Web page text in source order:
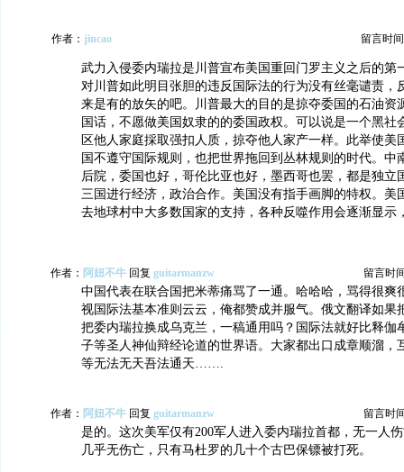
作者： jincao 留言时
武力入侵委内瑞拉是川普宣布美国重回门罗主义之后的第
对川普如此明目张胆的违反国际法的行为没有丝毫谴责，
来是有的放矢的吧。川普最大的目的是掠夺委国的石油资
国话，不愿做美国奴隶的的委国政权。可以说是一个黑社
区他人家庭採取强扣人质，掠夺他人家产一样。此举使美
国不遵守国际规则，也把世界拖回到丛林规则的时代。中
后院，委国也好，哥伦比亚也好，墨西哥也罢，都是独立
三国进行经济，政治合作。美国没有指手画脚的特权。美
去地球村中大多数国家的支持，各种反噬作用会逐渐显示
作者： 阿妞不牛 回复 guitarmanzw 留言时
中国代表在联合国把米蒂痛骂了一通。哈哈哈，骂得很爽
视国际法基本准则云云，俺都赞成并服气。俄文翻译如果
把委内瑞拉换成乌克兰，一稿通用吗？国际法就好比释伽
子等圣人神仙辩经论道的世界语。大家都出口成章顺溜，
等无法无天吾法通天…….
作者： 阿妞不牛 回复 guitarmanzw 留言时
是的。这次美军仅有200军人进入委内瑞拉首都，无一人
几乎无伤亡，只有马杜罗的几十个古巴保镖被打死。